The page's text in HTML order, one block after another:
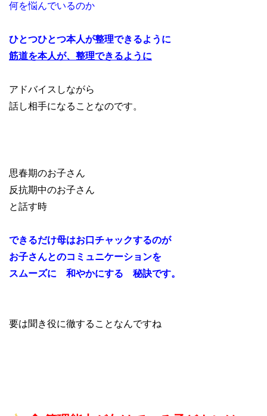
何を悩んでいるのか
ひとつひとつ本人が整理できるように
筋道を本人が、整理できるように
アドバイスしながら
話し相手になることなのです。
思春期のお子さん
反抗期中のお子さん
と話す時
できるだけ母はお口チャックするのが
お子さんとのコミュニケーションを
スムーズに 和やかにする 秘訣です。
要は聞き役に徹することなんですね